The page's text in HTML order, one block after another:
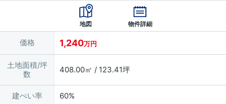
地図 物件詳細
価格 1,240万円
土地面積/坪
数
408.00㎡ / 123.41坪
建ぺい率 60%